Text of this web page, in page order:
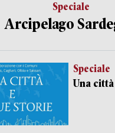
Speciale
Arcipelago
Speciale
Una